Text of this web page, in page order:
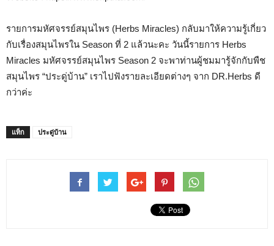
รายการมหัศจรรย์สมุนไพร (Herbs Miracles) กลับมาให้ความรู้เกี่ยว
กับเรื่องสมุนไพรใน Season ที่ 2 แล้วนะคะ วันนี้รายการ Herbs
Miracles มหัศจรรย์สมุนไพร Season 2 จะพาท่านผู้ชมมารู้จักกับพืช
สมุนไพร “ประดู่บ้าน” เราไปฟังรายละเอียดต่างๆ จาก DR.Herbs ดี
กว่าค่ะ
แท็ก ประดู่บ้าน